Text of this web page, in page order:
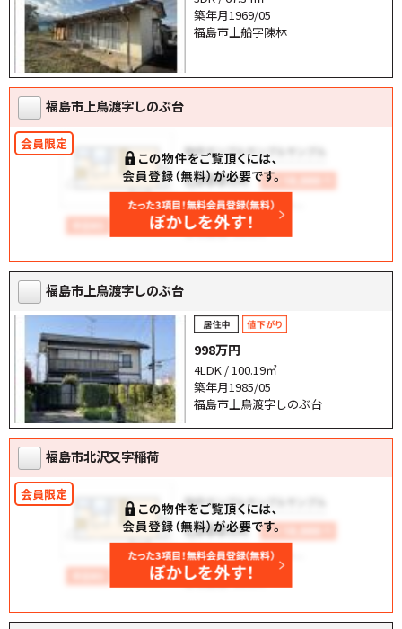
築年月1969/05
福島市土船字陳林
福島市上鳥渡字しのぶ台
福島市上鳥渡字しのぶ台
998万円
4LDK / 100.19㎡
築年月1985/05
福島市上鳥渡字しのぶ台
福島市北沢又字稲荷